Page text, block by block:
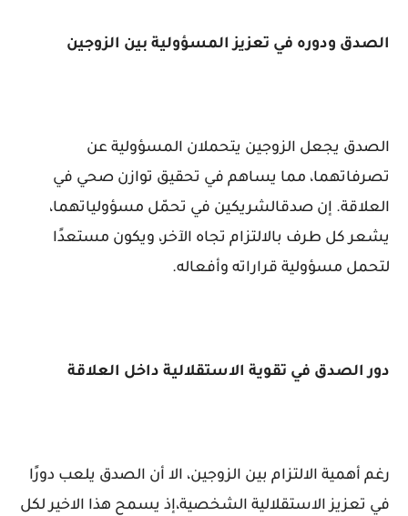
الصدق ودوره في تعزيز المسؤولية بين الزوجين
الصدق يجعل الزوجين يتحملان المسؤولية عن
تصرفاتهما، مما يساهم في تحقيق توازن صحي في
العلاقة. إن صدقالشريكين في تحمّل مسؤولياتهما،
يشعر كل طرف بالالتزام تجاه الآخر، ويكون مستعدًا
لتحمل مسؤولية قراراته وأفعاله.
دور الصدق في تقوية الاستقلالية داخل العلاقة
رغم أهمية الالتزام بين الزوجين، الا أن الصدق يلعب دورًا
في تعزيز الاستقلالية الشخصية،إذ يسمح هذا الاخير لكل